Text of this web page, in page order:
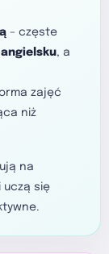
– częste
, a
zajęć
niż
na
uczą się